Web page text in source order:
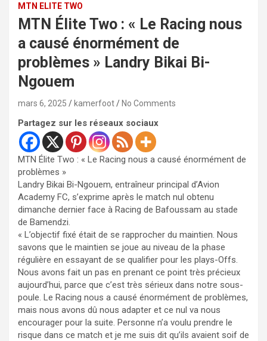
MTN ELITE TWO
MTN Élite Two : « Le Racing nous
a causé énormément de
problèmes » Landry Bikai Bi-
Ngouem
mars 6, 2025 kamerfoot No Comments
Partagez sur les réseaux sociaux
MTN Élite Two : « Le Racing nous a causé énormément de
problèmes »
Landry Bikai Bi-Ngouem, entraîneur principal d’Avion
Academy FC, s’exprime après le match nul obtenu
dimanche dernier face à Racing de Bafoussam au stade
de Bamendzi.
« L’objectif fixé était de se rapprocher du maintien. Nous
savons que le maintien se joue au niveau de la phase
régulière en essayant de se qualifier pour les plays-Offs.
Nous avons fait un pas en prenant ce point très précieux
aujourd’hui, parce que c’est très sérieux dans notre sous-
poule. Le Racing nous a causé énormément de problèmes,
mais nous avons dû nous adapter et ce nul va nous
encourager pour la suite. Personne n’a voulu prendre le
risque dans ce match et je me suis dit qu’ils avaient soif de